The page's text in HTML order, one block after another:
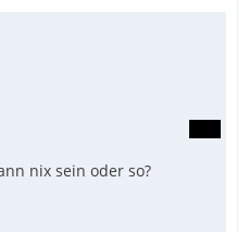
nix sein oder so?